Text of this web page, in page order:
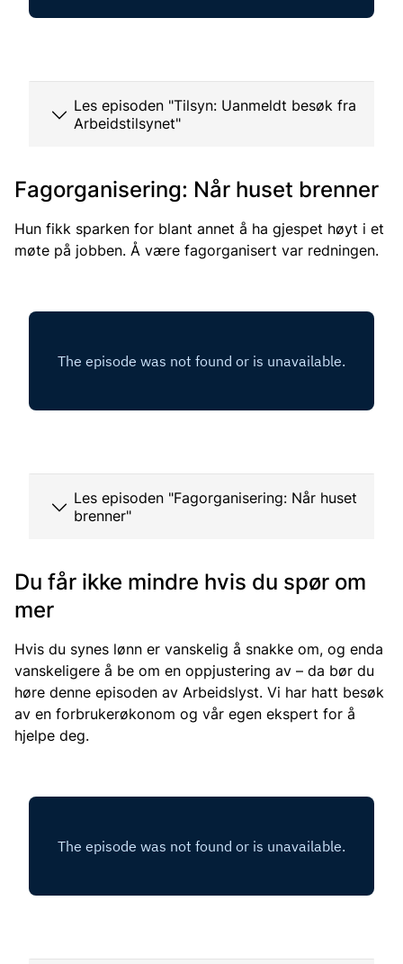
Les episoden "Tilsyn: Uanmeldt besøk fra
Arbeidstilsynet"
Fagorganisering: Når huset brenner
Hun fikk sparken for blant annet å ha gjespet høyt i et
møte på jobben. Å være fagorganisert var redningen.
Les episoden "Fagorganisering: Når huset
brenner"
Du får ikke mindre hvis du spør om
mer
Hvis du synes lønn er vanskelig å snakke om, og enda
vanskeligere å be om en oppjustering av – da bør du
høre denne episoden av Arbeidslyst. Vi har hatt besøk
av en forbrukerøkonom og vår egen ekspert for å
hjelpe deg.